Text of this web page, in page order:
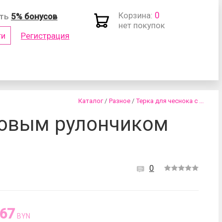
5% бонусов
Регистрация
Корзина: 0
нет покупок
Каталог / Разное / Терка для чеснока с ...
рулончиком
0
BYN